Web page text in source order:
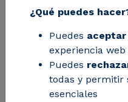
de suministro.
Solicita
¿Qué puedes
Puedes aceptar
experiencia
Puedes
todas y permitir
esenciales